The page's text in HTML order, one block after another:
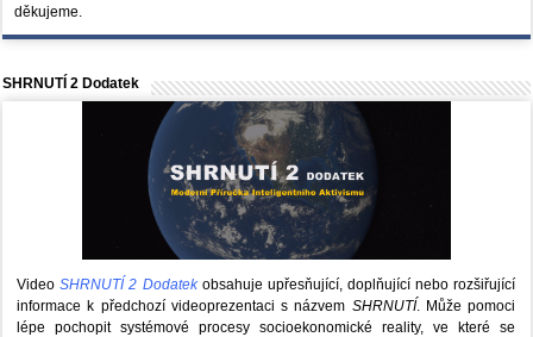
děkujeme.
SHRNUTÍ 2 Dodatek
VideoSHRNUTÍ 2 Dodatekobsahuje upřesňující, doplňující nebo rozšiřující
informace k předchozí videoprezentaci s názvem SHRNUTÍ. Může pomoci
lépe pochopit systémové procesy socioekonomické reality, ve které se